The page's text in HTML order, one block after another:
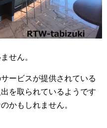
せん。
ービスが提供されている
を取られているようです
かもしれません。